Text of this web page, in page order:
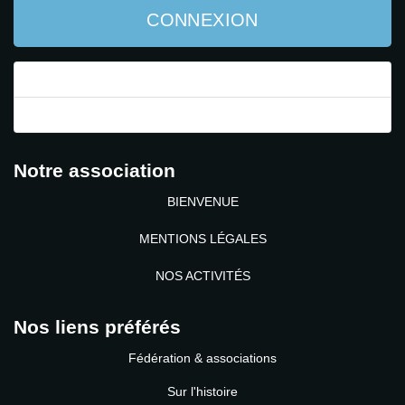
CONNEXION
Notre association
BIENVENUE
MENTIONS LÉGALES
NOS ACTIVITÉS
Nos liens préférés
Fédération & associations
Sur l'histoire